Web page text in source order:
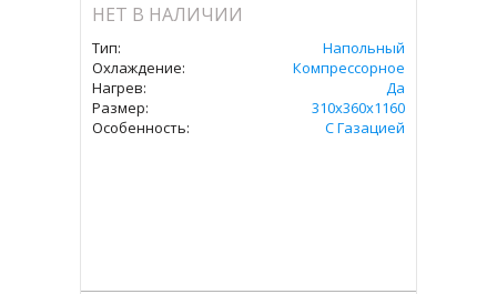
НЕТ В НАЛИЧИИ
Тип:
Напольный
Охлаждение:
Компрессорное
Нагрев:
Да
Размер:
310x360х1160
Особенность:
С Газацией